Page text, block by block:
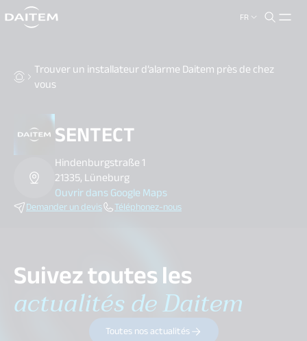
FR
search.label
Trouver un installateur d’alarme Daitem près de chez
vous
SENTECT
Hindenburgstraße 1
21335, Lüneburg
Ouvrir dans Google Maps
Demander un devis Téléphonez-nous
Suivez toutes les
actualités de Daitem
Toutes nos actualités